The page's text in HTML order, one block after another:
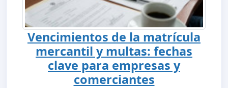
Vencimientos de la matrícula
mercantil y multas: fechas
clave para empresas y
comerciantes